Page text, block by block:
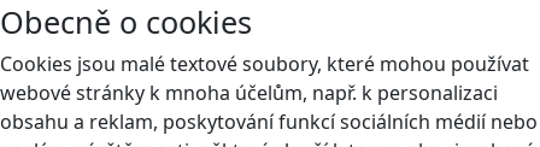
Obecně o cookies
Cookies jsou malé textové soubory, které mohou používat
webové stránky k mnoha účelům, např. k personalizaci
obsahu a reklam, poskytování funkcí sociálních médií nebo